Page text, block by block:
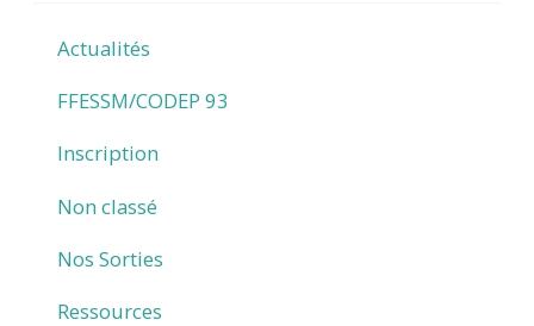
Actualités
FFESSM/CODEP 93
Inscription
Non classé
Nos Sorties
Ressources